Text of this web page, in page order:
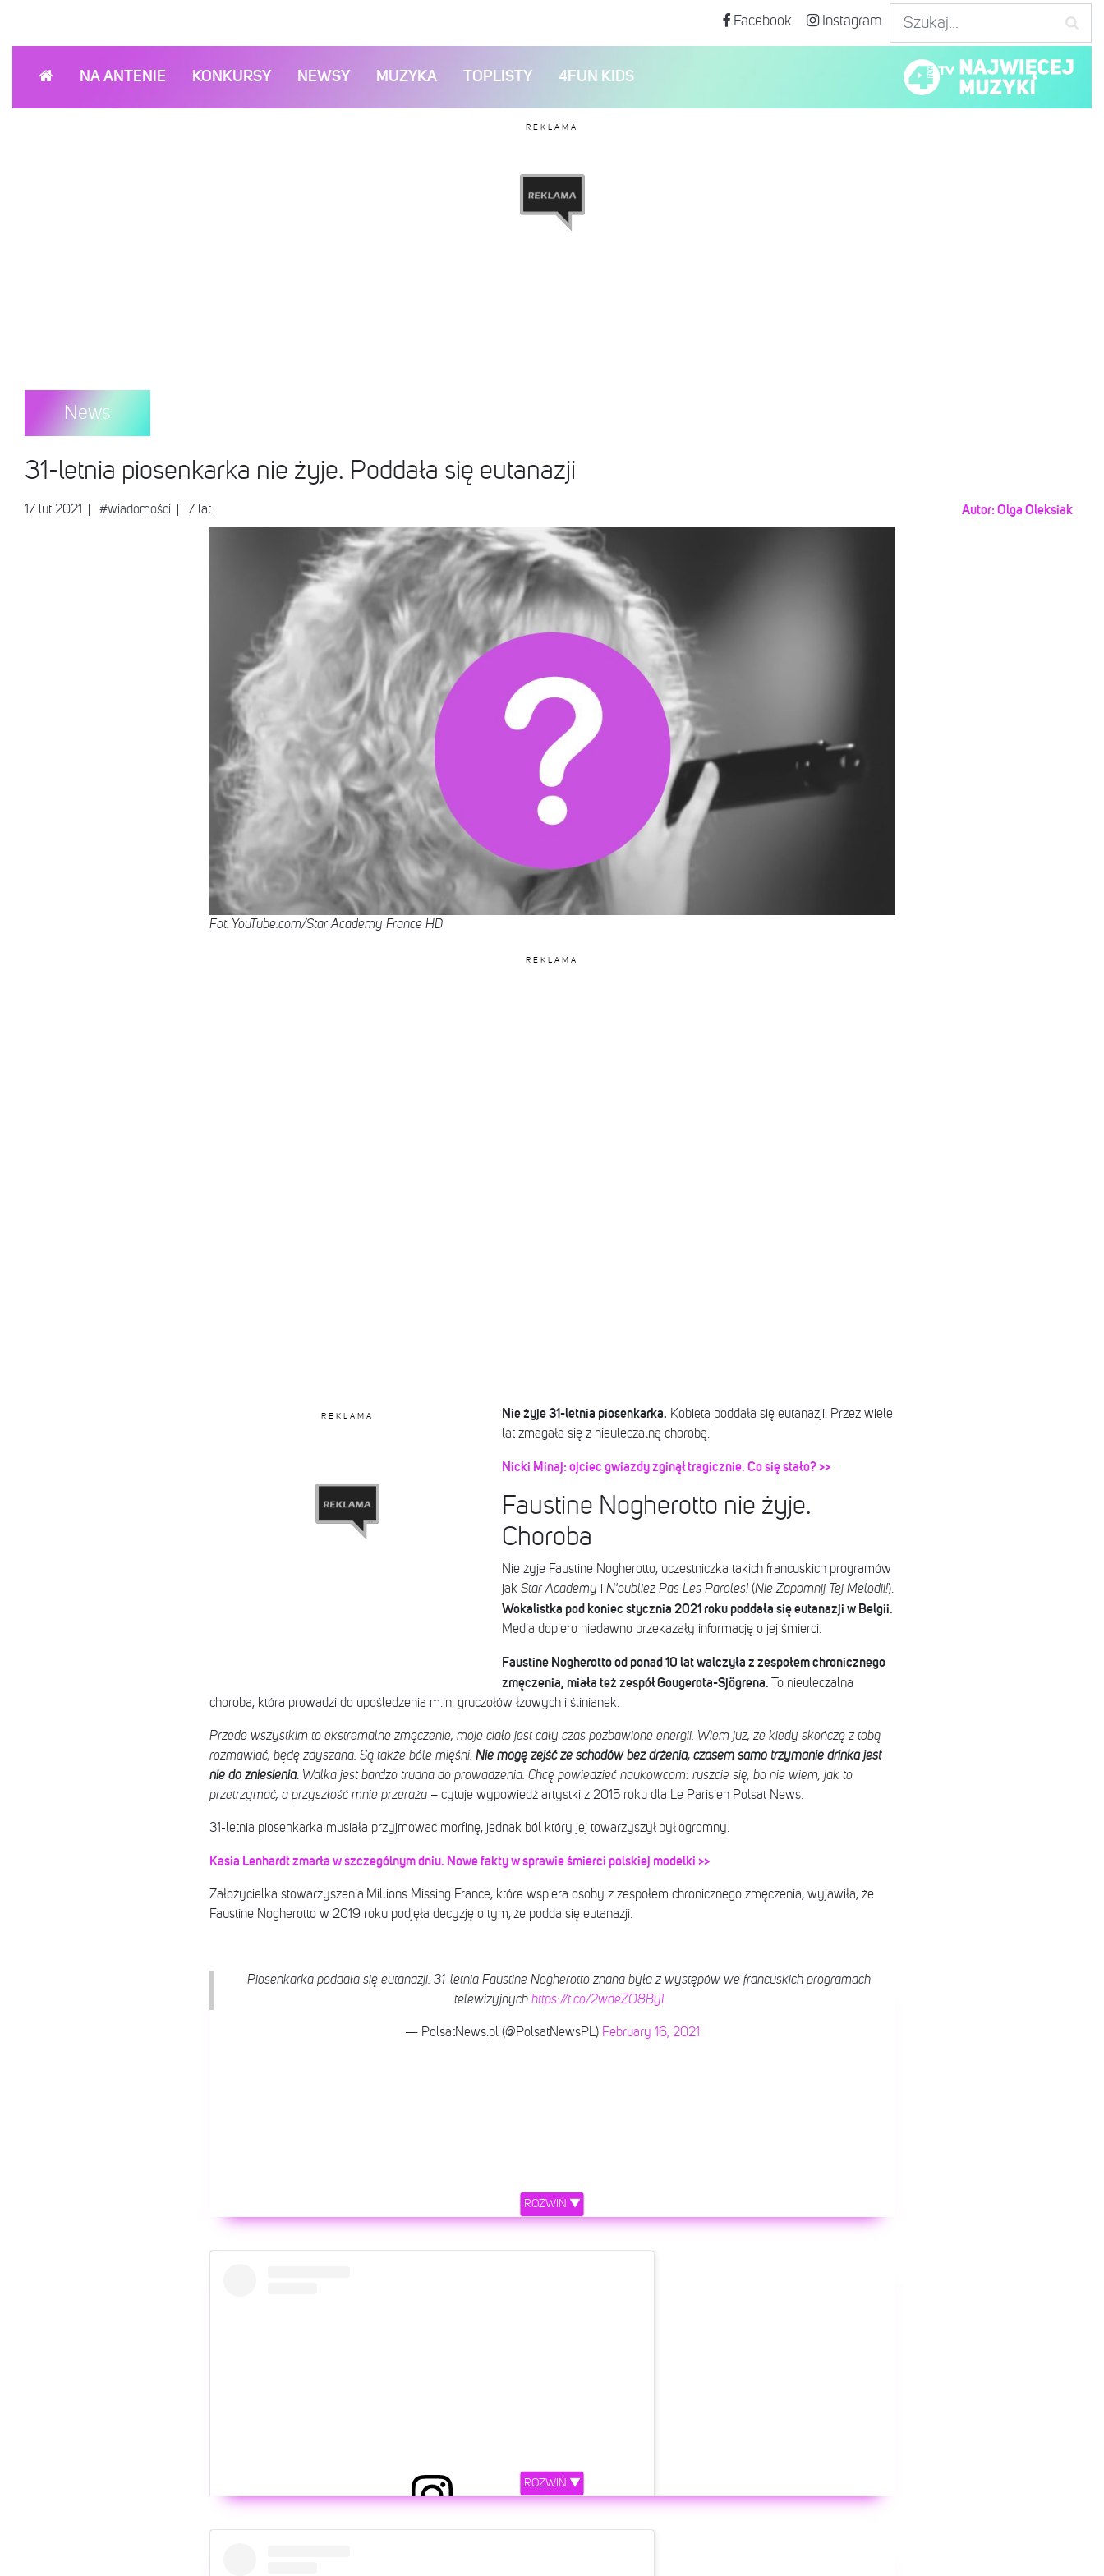
Facebook Instagram
NA ANTENIE KONKURSY NEWSY MUZYKA TOPLISTY 4FUN KIDS
REKLAMA
News
31-letnia piosenkarka nie żyje. Poddała się eutanazji
17 lut 2021 #wiadomości | 7 lat Autor: Olga Oleksiak
Fot. YouTube.com/Star Academy France HD
REKLAMA
REKLAMA Nie żyje 31-letnia piosenkarka. Kobieta poddała się eutanazji. Przez wiele
lat zmagała się z nieuleczalną chorobą.
Nicki Minaj: ojciec gwiazdy zginął tragicznie. Co się stało? >>
Faustine Nogherotto nie żyje.
Choroba
Nie żyje Faustine Nogherotto, uczestniczka takich francuskich programów
jakStar Academy i N'oubliez Pas Les Paroles!(Nie Zapomnij Tej Melodii!).
Wokalistka pod koniec stycznia 2021 roku poddała się eutanazji w Belgii.
Media dopiero niedawno przekazały informację o jej śmierci.
Faustine Nogherotto od ponad 10 lat walczyła z zespołem chronicznego
zmęczenia, miała też zespół Gougerota-Sjögrena.
To nieuleczalna
choroba, która prowadzi do upośledzenia m.in. gruczołów łzowych i ślinianek.
Przede wszystkim to ekstremalne zmęczenie, moje ciało jest cały czas pozbawione energii. Wiem już, że kiedy skończę z tobą
rozmawiać, będę zdyszana. Są także bóle mięśni. Nie mogę zejść ze schodów bez drżenia, czasem samo trzymanie drinka jest
nie do zniesienia. Walka jest bardzo trudna do prowadzenia. Chcę powiedzieć naukowcom: ruszcie się, bo nie wiem, jak to
przetrzymać, a przyszłość mnie przeraża– cytuje wypowiedź artystki z 2015 roku dla Le Parisien Polsat News.
31-letnia piosenkarka musiała przyjmować morfinę, jednak ból który jej towarzyszył był ogromny.
Kasia Lenhardt zmarła w szczególnym dniu. Nowe fakty w sprawie śmierci polskiej modelki >>
Założycielka stowarzyszenia Millions Missing France, które wspiera osoby z zespołem chronicznego zmęczenia, wyjawiła, że
Faustine Nogherotto w 2019 roku podjęła decyzję o tym, że podda się eutanazji.
Piosenkarka poddała się eutanazji. 31-letnia Faustine Nogherotto znana była z występów we francuskich programach
telewizyjnych https://t.co/2wdeZO8ByI
— PolsatNews.pl (@PolsatNewsPL) February 16, 2021
ROZWIŃ ▼
ROZWIŃ ▼